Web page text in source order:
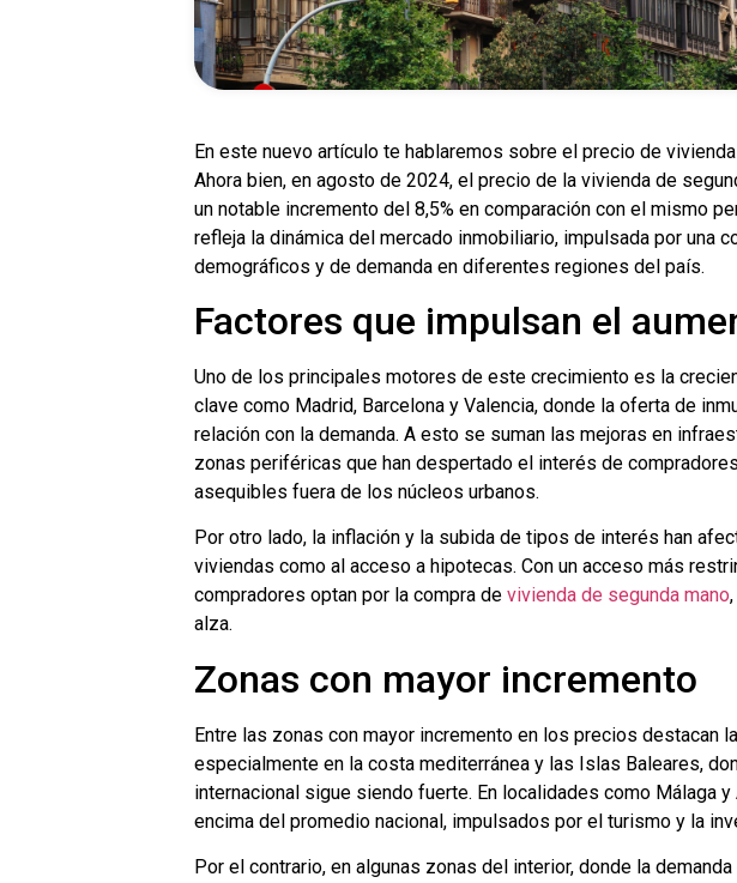
En este nuevo artículo te hablaremos sobre el precio de
Ahora bien, en agosto de 2024, el precio de la vivienda de
un notable incremento del 8,5% en comparación con el mismo
refleja la dinámica del mercado inmobiliario, impulsada por una
demográficos y de demanda en diferentes regiones del país.
Factores que impulsan el
Uno de los principales motores de este crecimiento es la
clave como Madrid, Barcelona y Valencia, donde la oferta de
relación con la demanda. A esto se suman las mejoras en
zonas periféricas que han despertado el interés de
asequibles fuera de los núcleos urbanos.
Por otro lado, la inflación y la subida de tipos de interés han
viviendas como al acceso a hipotecas. Con un acceso más
compradores optan por la compra de vivienda de segunda mano
alza.
Zonas con mayor incremento
Entre las zonas con mayor incremento en los precios destacan
especialmente en la costa mediterránea y las Islas Baleares,
internacional sigue siendo fuerte. En localidades como Málaga
encima del promedio nacional, impulsados por el turismo y la
Por el contrario, en algunas zonas del interior, donde la